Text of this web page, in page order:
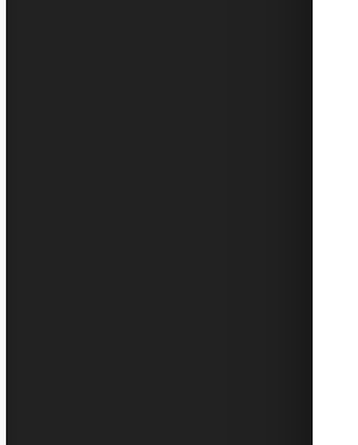
Sketchbook5, 스케
Sketchbook5, 스케